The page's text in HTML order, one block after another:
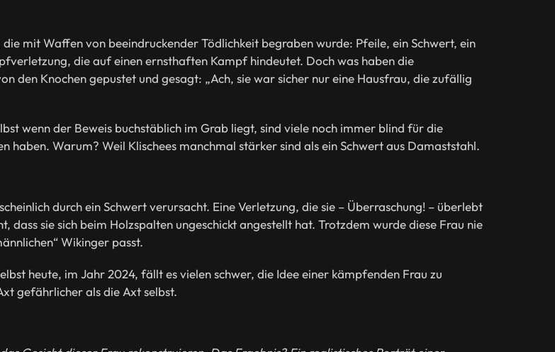
mit Waffen von beeindruckender Tödlichkeit begraben wurde: Pfeile, ein Schwert, ein
die auf einen ernsthaften Kampf hindeutet. Doch was haben die
den Knochen gepustet und gesagt: „Ach, sie war sicher nur eine Hausfrau, die zufällig
wenn der Beweis buchstäblich im Grab liegt, sind viele noch immer blind für die
haben. Warum? Weil Klischees manchmal stärker sind als ein Schwert aus Damaststahl.
durch ein Schwert verursacht. Eine Verletzung, die sie – Überraschung! – überlebt
dass sie sich beim Holzspalten ungeschickt angestellt hat. Trotzdem wurde diese Frau nie
Wikinger passt.
heute, im Jahr 2024, fällt es vielen schwer, die Idee einer kämpfenden Frau zu
gefährlicher als die Axt selbst.